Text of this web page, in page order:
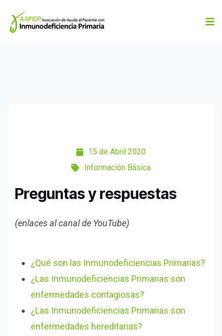
15 de Abril 2020
Información Básica
Preguntas y respuestas
(enlaces al canal de YouTube)
¿Qué son las Inmunodeficiencias Primarias?
¿Las Inmunodeficiencias Primarias son
enfermedades contagiosas?
¿Las Inmunodeficiencias Primarias son
enfermedades hereditarias?